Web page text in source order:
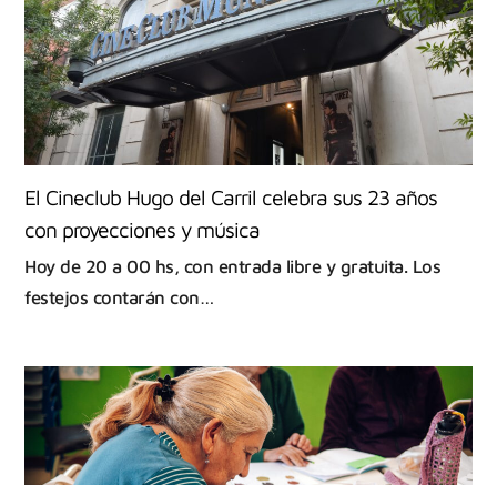
El Cineclub Hugo del Carril celebra sus 23 años
con proyecciones y música
Hoy de 20 a 00 hs, con entrada libre y gratuita. Los
festejos contarán con…